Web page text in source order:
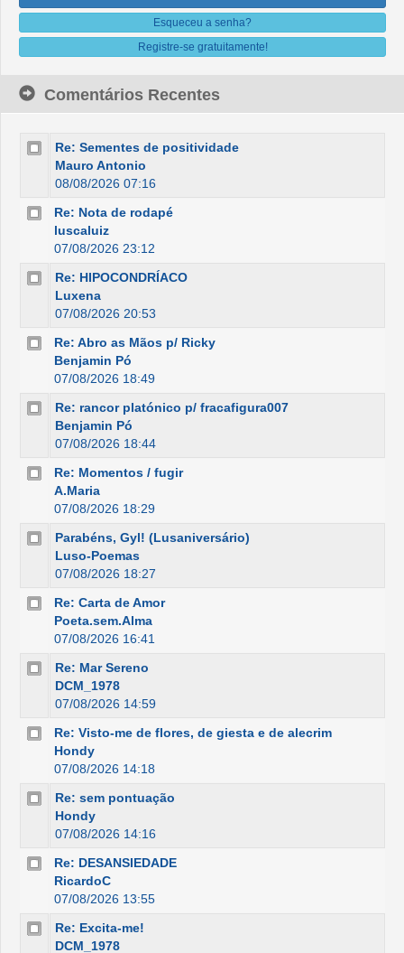
Esqueceu a senha?
Registre-se gratuitamente!
Comentários Recentes
Re: Sementes de positividade
Mauro Antonio
08/08/2026 07:16
Re: Nota de rodapé
luscaluiz
07/08/2026 23:12
Re: HIPOCONDRÍACO
Luxena
07/08/2026 20:53
Re: Abro as Mãos p/ Ricky
Benjamin Pó
07/08/2026 18:49
Re: rancor platónico p/ fracafigura007
Benjamin Pó
07/08/2026 18:44
Re: Momentos / fugir
A.Maria
07/08/2026 18:29
Parabéns, Gyl! (Lusaniversário)
Luso-Poemas
07/08/2026 18:27
Re: Carta de Amor
Poeta.sem.Alma
07/08/2026 16:41
Re: Mar Sereno
DCM_1978
07/08/2026 14:59
Re: Visto-me de flores, de giesta e de alecrim
Hondy
07/08/2026 14:18
Re: sem pontuação
Hondy
07/08/2026 14:16
Re: DESANSIEDADE
RicardoC
07/08/2026 13:55
Re: Excita-me!
DCM_1978